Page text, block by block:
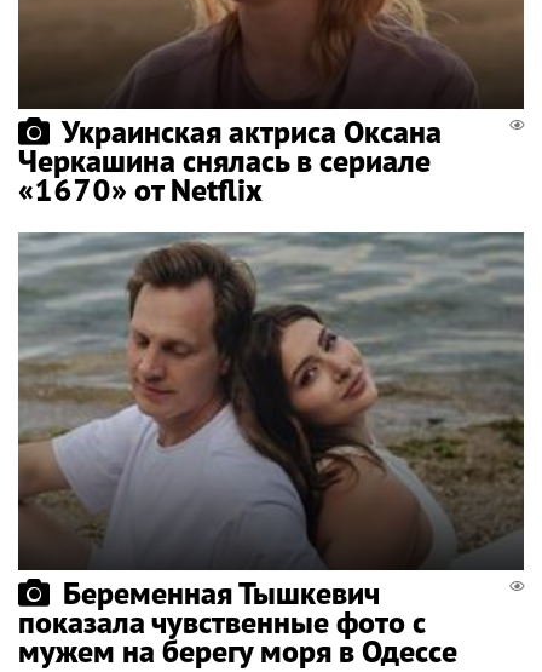
Украинская актриса Оксана
Черкашина снялась в сериале
«1670» от Netflix
Беременная Тышкевич
показала чувственные фото с
мужем на берегу моря в Одессе